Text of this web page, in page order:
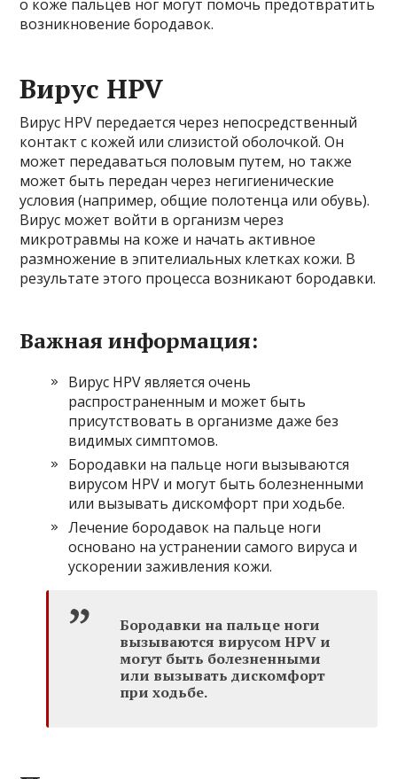
о коже пальцев ног могут помочь предотвратить
возникновение бородавок.
Вирус HPV
Вирус HPV передается через непосредственный
контакт с кожей или слизистой оболочкой. Он
может передаваться половым путем, но также
может быть передан через негигиенические
условия (например, общие полотенца или обувь).
Вирус может войти в организм через
микротравмы на коже и начать активное
размножение в эпителиальных клетках кожи. В
результате этого процесса возникают бородавки.
Важная информация:
Вирус HPV является очень
распространенным и может быть
присутствовать в организме даже без
видимых симптомов.
Бородавки на пальце ноги вызываются
вирусом HPV и могут быть болезненными
или вызывать дискомфорт при ходьбе.
Лечение бородавок на пальце ноги
основано на устранении самого вируса и
ускорении заживления кожи.
Бородавки на пальце ноги
вызываются вирусом HPV и
могут быть болезненными
или вызывать дискомфорт
при ходьбе.